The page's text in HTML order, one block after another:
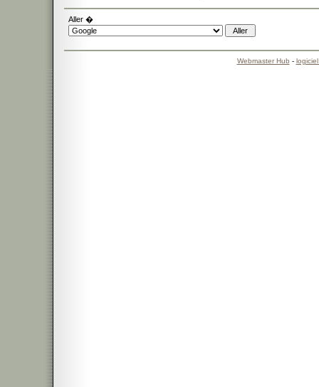
Aller �
Webmaster Hub -